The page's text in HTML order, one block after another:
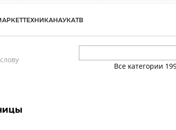
ТЕХНИКАНАУКАТВ
Все категории